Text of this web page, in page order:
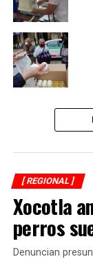
[ REGIONAL ]
Xocotla
perros
Denuncian